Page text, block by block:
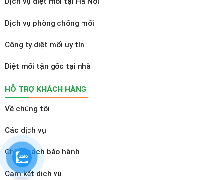
Dịch vụ phòng chống mối
Công ty diệt mối uy tín
Diệt mối tận gốc tại nhà
HỖ TRỢ KHÁCH HÀNG
Về chúng tôi
Các dịch vụ
Chính sách bảo hành
Cam kết dịch vụ